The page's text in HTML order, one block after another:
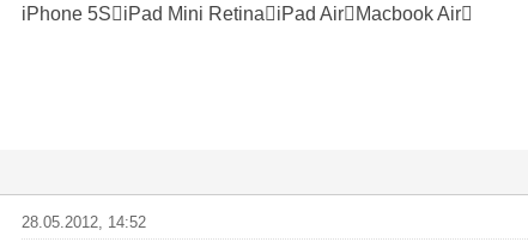
iPhone 5SiPad Mini RetinaiPad AirMacbook Air
28.05.2012, 14:52